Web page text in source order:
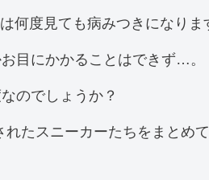
何度見ても病みつきになりま
目にかかることはできず…。
のでしょうか？
れたスニーカーたちをまとめ